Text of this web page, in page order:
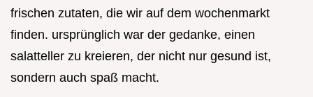
frischen zutaten, die wir auf dem wochenmarkt
finden. ursprünglich war der gedanke, einen
salatteller zu kreieren, der nicht nur gesund ist,
sondern auch spaß macht.